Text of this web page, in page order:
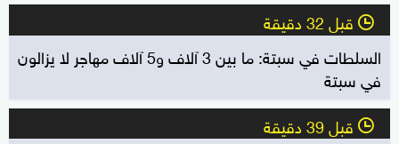
l قبل 32 دقيقة
السلطات في سبتة: ما بين 3 آلاف و5 آلاف مهاجر لا يزالون
في سبتة
l قبل 39 دقيقة